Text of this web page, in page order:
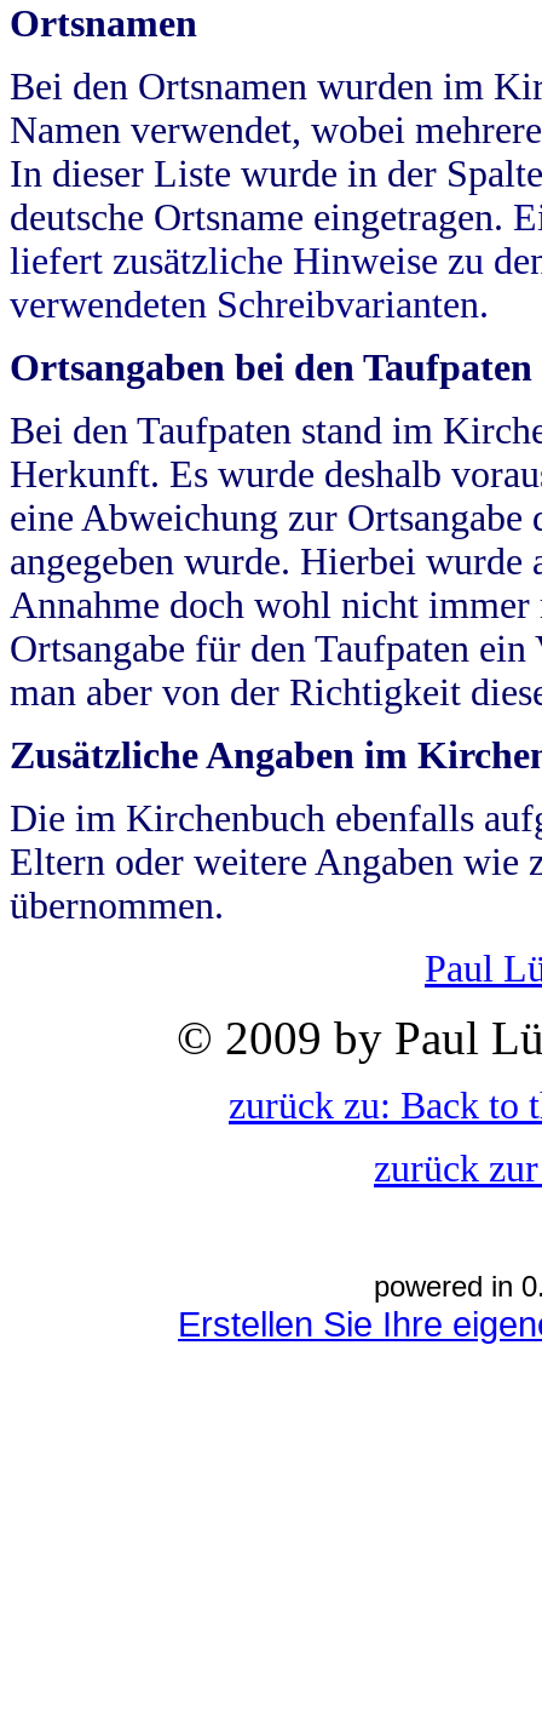
Ortsnamen
Bei den Ortsnamen wurden im
Namen verwendet, wobei
In dieser Liste wurde in der
deutsche Ortsname eingetragen.
liefert zusätzliche Hinweise zu
verwendeten Schreibvarianten.
Ortsangaben bei den Taufpaten
Bei den Taufpaten stand im
Herkunft. Es wurde deshalb
eine Abweichung zur
angegeben wurde. Hierbei wurde
Annahme doch wohl nicht
Ortsangabe für den Taufpaten
man aber von der Richtigkeit
Zusätzliche Angaben im
Die im Kirchenbuch ebenfalls
Eltern oder weitere Angaben wie
übernommen.
Paul
© 2009 by Paul
zurück zu: Back to
zurück
powered in
Erstellen Sie Ihre